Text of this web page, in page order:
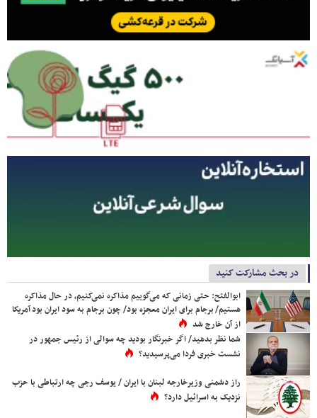
در بحث مشارکت کنید
ابوالفتح: حتی زمانی که می‌گوییم مذاکره نمی‌کنیم، در حال مذاکره
هستیم/ برجام برای ایران معجزه بود/ چون برجام به سود ایران بود آمریکا
از آن خارج شد
شما نظر بدهید/ اگر خبرنگار بودید چه سوالی از رئیس جمهور در
نشست خبری فردا می‌پرسیدید؟
راز دشمنی وزیرخارجه لبنان با ایران / یوسف رجی چه ارتباطی با حزب
نزدیک به اسرائیل دارد؟